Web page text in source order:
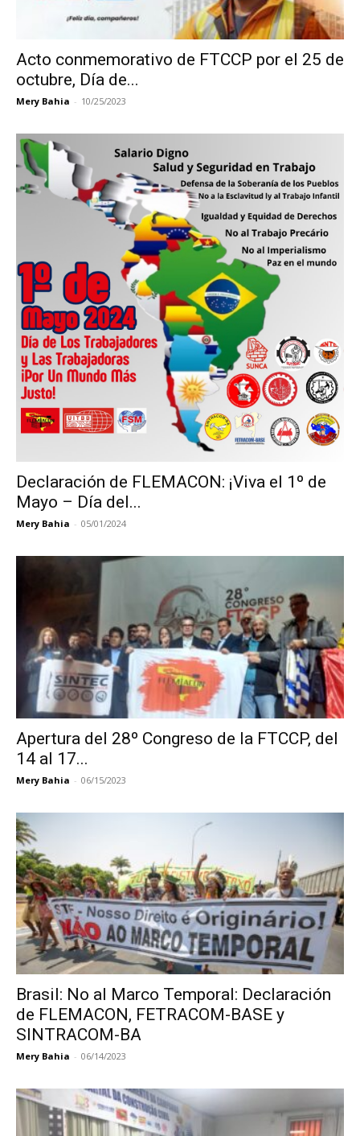
Acto conmemorativo de FTCCP por el 25 de
octubre, Día de...
Mery Bahia - 10/25/2023
Declaración de FLEMACON: ¡Viva el 1º de
Mayo – Día del...
Mery Bahia - 05/01/2024
Apertura del 28º Congreso de la FTCCP, del
14 al 17...
Mery Bahia - 06/15/2023
Brasil: No al Marco Temporal: Declaración
de FLEMACON, FETRACOM-BASE y
SINTRACOM-BA
Mery Bahia - 06/14/2023